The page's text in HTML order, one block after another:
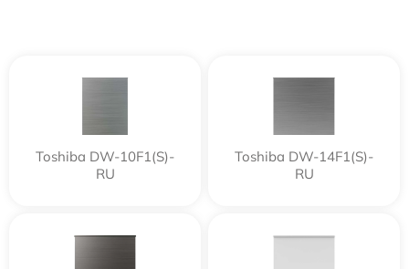
Toshiba DW-10F1(S)-
RU
Toshiba DW-14F1(S)-
RU